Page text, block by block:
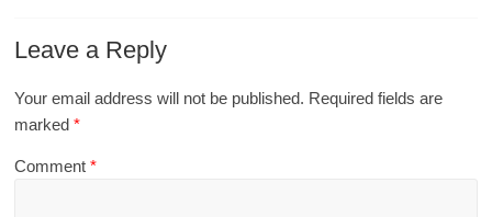
Leave a Reply
Your email address will not be published. Required fields are
marked*
Comment*